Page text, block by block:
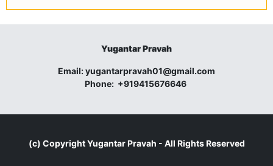
Yugantar Pravah
Email:yugantarpravah01@gmail.com
Phone: +919415676646
(c) CopyrightYugantar Pravah - All Rights Reserved